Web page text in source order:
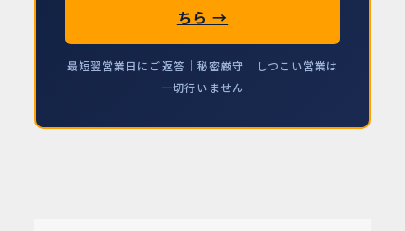
ちら →
最短翌営業日にご返答｜秘密厳守｜しつこい営業は
一切行いません